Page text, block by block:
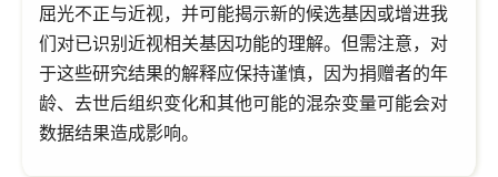
屈光不正与近视，并可能揭示新的候选基因或增进我
们对已识别近视相关基因功能的理解。但需注意，对
于这些研究结果的解释应保持谨慎，因为捐赠者的年
龄、去世后组织变化和其他可能的混杂变量可能会对
数据结果造成影响。